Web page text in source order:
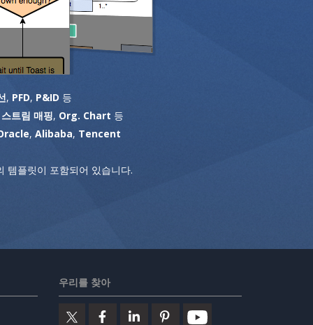
, PFD, P&ID 등
트림 매핑, Org. Chart 등
, Alibaba, Tencent
템플릿이 포함되어 있습니다.
우리를 찾아